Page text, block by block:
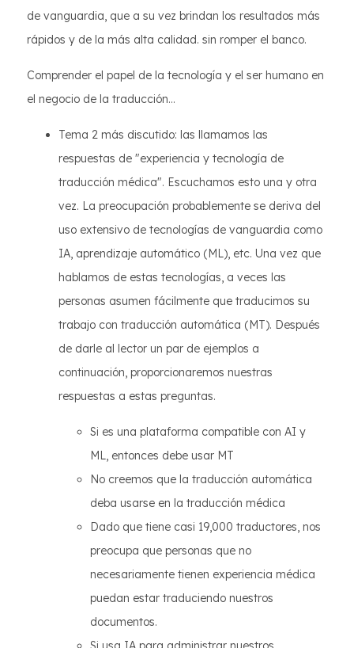
de vanguardia, que a su vez brindan los resultados más
rápidos y de la más alta calidad. sin romper el banco.
Comprender el papel de la tecnología y el ser humano en
el negocio de la traducción...
Tema 2 más discutido: las llamamos las
respuestas de "experiencia y tecnología de
traducción médica". Escuchamos esto una y otra
vez. La preocupación probablemente se deriva del
uso extensivo de tecnologías de vanguardia como
IA, aprendizaje automático (ML), etc. Una vez que
hablamos de estas tecnologías, a veces las
personas asumen fácilmente que traducimos su
trabajo con traducción automática (MT). Después
de darle al lector un par de ejemplos a
continuación, proporcionaremos nuestras
respuestas a estas preguntas.
Si es una plataforma compatible con AI y
ML, entonces debe usar MT
No creemos que la traducción automática
deba usarse en la traducción médica
Dado que tiene casi 19,000 traductores, nos
preocupa que personas que no
necesariamente tienen experiencia médica
puedan estar traduciendo nuestros
documentos.